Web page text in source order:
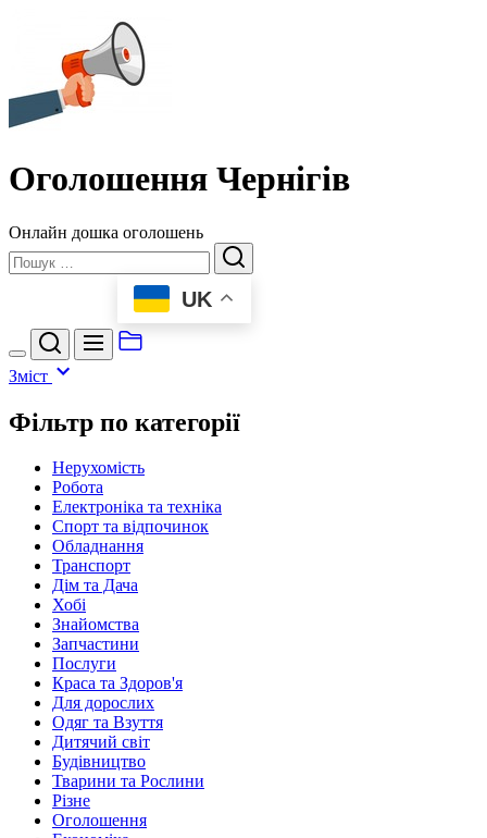
Оголошення Чернігів
Онлайн дошка оголошень
Пошук
UK
Зміст
Фільтр по категорії
Нерухомість
Робота
Електроніка та техніка
Спорт та відпочинок
Обладнання
Транспорт
Дім та Дача
Хобі
Знайомства
Запчастини
Послуги
Краса та Здоров'я
Для дорослих
Одяг та Взуття
Дитячий світ
Будівництво
Тварини та Рослини
Різне
Оголошення